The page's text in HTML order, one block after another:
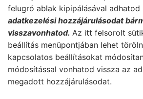
felugró ablak kipipálásával adhatod
adatkezelési hozzájárulásodat
visszavonhatod. Az itt felsorolt
beállítás menüpontjában lehet
kapcsolatos beállításokat
módosítással vonhatod vissza az
megadott hozzájárulásodat.